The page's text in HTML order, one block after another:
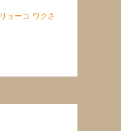
リョーコ ワクさ